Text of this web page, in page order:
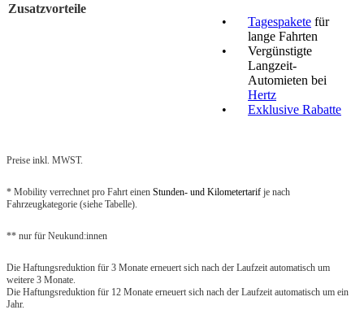
Zusatzvorteile
Tagespakete für
lange Fahrten
Vergünstigte
Langzeit-
Automieten bei
Hertz
Exklusive Rabatte
Preise inkl. MWST.
* Mobility verrechnet pro Fahrt einen Stunden- und Kilometertarif je nach
Fahrzeugkategorie (siehe Tabelle).
** nur für Neukund:innen
Die Haftungsreduktion für 3 Monate erneuert sich nach der Laufzeit automatisch um
weitere 3 Monate.
Die Haftungsreduktion für 12 Monate erneuert sich nach der Laufzeit automatisch um ein
Jahr.